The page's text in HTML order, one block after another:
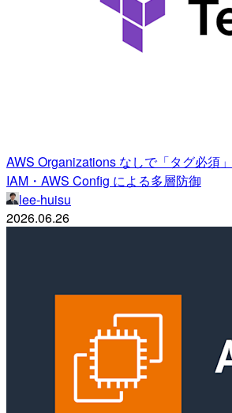
AWS Organizations なしで「タグ必須
IAM・AWS Config による多層防御
lee-huisu
2026.06.26